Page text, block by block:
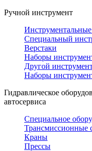
Ручной инструмент
Специальный
Верстаки
Наборы
Другой
Наборы
Гидравлическое
автосервиса
Специальное
Трансмиссионные
Краны
Прессы